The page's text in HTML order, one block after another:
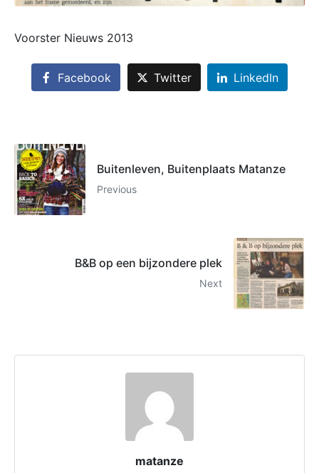
Voorster Nieuws 2013
Facebook Twitter LinkedIn
Buitenleven, Buitenplaats Matanze
Previous
B&B op een bijzondere plek
Next
matanze